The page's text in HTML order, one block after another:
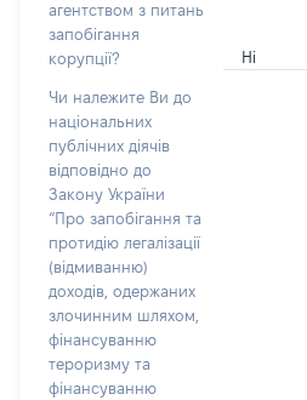
агентством з питань
запобігання
корупції?
Ні
Чи належите Ви до
національних
публічних діячів
відповідно до
Закону України
“Про запобігання та
протидію легалізації
(відмиванню)
доходів, одержаних
злочинним шляхом,
фінансуванню
тероризму та
фінансуванню